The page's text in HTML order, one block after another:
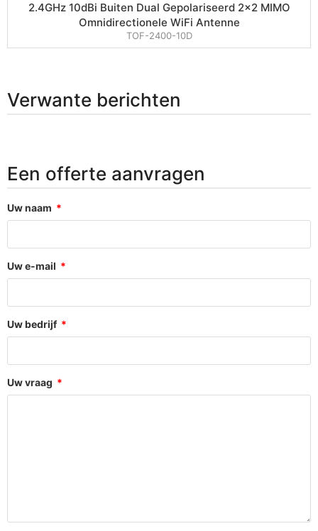
2.4GHz 10dBi Buiten Dual Gepolariseerd 2×2 MIMO
Omnidirectionele WiFi Antenne
TOF-2400-10D
Verwante berichten
Een offerte aanvragen
Uw naam
Uw e-mail
Uw bedrijf
Uw vraag